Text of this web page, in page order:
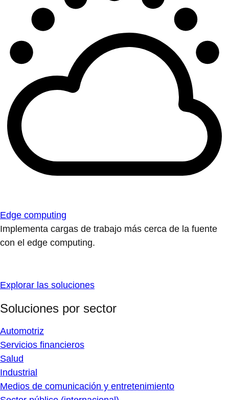
Edge computing
Implementa cargas de trabajo más cerca de la fuente
con el edge computing.
Explorar las soluciones
Soluciones por sector
Automotriz
Servicios financieros
Salud
Industrial
Medios de comunicación y entretenimiento